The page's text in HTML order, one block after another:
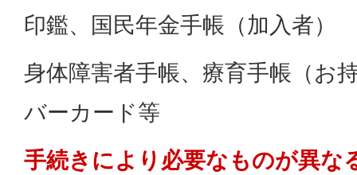
印鑑、国民年金手帳（加入者）
身体障害者手帳、療育手帳（お
バーカード等
手続きにより必要なものが異な